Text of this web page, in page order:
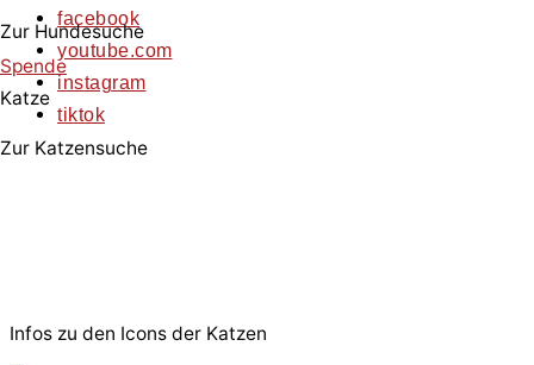
Zur Hundesuche
Spende
Katze
Zur Katzensuche
facebook
youtube.com
instagram
tiktok
Infos zu den Icons der Katzen